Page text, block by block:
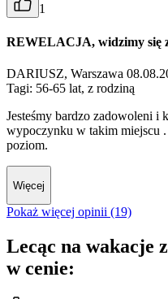
1
REWELACJA, widzimy się
DARIUSZ, Warszawa
Tagi: 56-65 lat, z rodziną
Jesteśmy bardzo zadowoleni i
wypoczynku w takim miejscu
poziom.
Więcej
Pokaż więcej opinii (19)
Lecąc na wakacje
w cenie: